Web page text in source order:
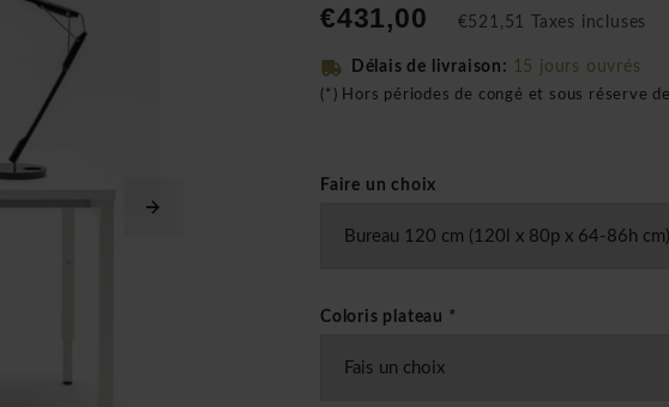
€431,00 €521,51 Taxes incluses
Délais de livraison: 15 jours ouvrés
(*) Hors périodes de congé et sous réserve
Faire un choix
Coloris plateau *